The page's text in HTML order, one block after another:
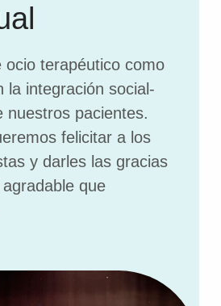
ocio terapéutico como
la integración social-
nuestros pacientes.
felicitar a los
y darles las gracias
que